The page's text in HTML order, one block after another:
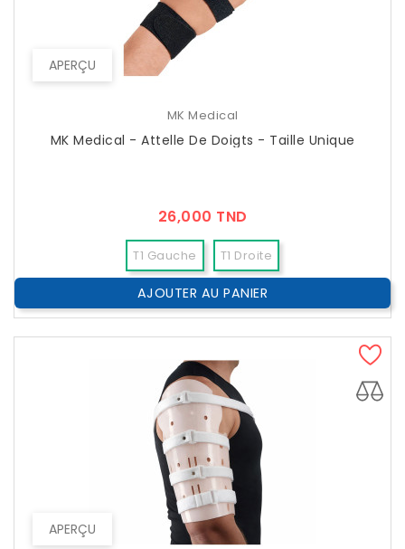
APERÇU
MK Medical
MK Medical - Attelle De Doigts - Taille Unique
26,000 TND
T1 Gauche T1 Droite
AJOUTER AU PANIER
APERÇU